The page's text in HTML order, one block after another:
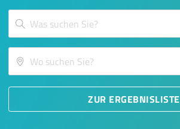
ZUR ERGEBNISLISTE